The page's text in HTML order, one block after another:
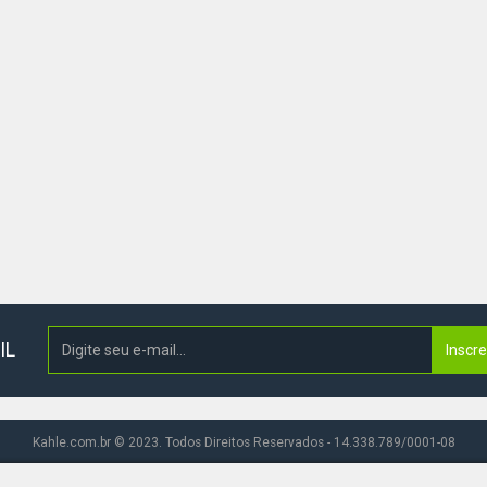
Kahle.com.br © 2023. Todos Direitos Reservados - 14.338.789/0001-08